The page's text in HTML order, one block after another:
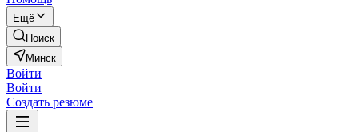
Ещё
Поиск
Минск
Войти
Войти
Создать резюме